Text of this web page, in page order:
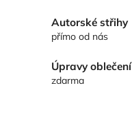
Autorské střihy
přímo od nás
Úpravy oblečení
zdarma